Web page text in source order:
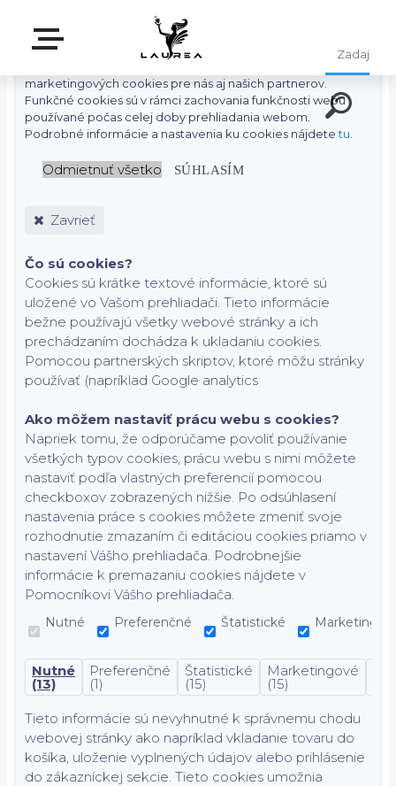
S cieľom uľahčiť používateľom používať naše webové
stránky využívame cookies. Kliknutím na tlačidlo "Súhlasím"
marketingových cookies pre nás aj našich partnerov.
Funkčné cookies sú v rámci zachovania funkčnosti webu
používané počas celej doby prehliadania webom.
Podrobné informácie a nastavenia ku cookies nájdetetu
Odmietnuť všetko SÚHLASÍM
Zavrieť
Čo sú cookies?
Cookies sú krátke textové informácie, ktoré sú
uložené vo Vašom prehliadači. Tieto informácie
bežne používajú všetky webové stránky a ich
prechádzaním dochádza k ukladaniu cookies.
Pomocou partnerských skriptov, ktoré môžu stránky
používať (napríklad Google analytics
Ako môžem nastaviť prácu webu s cookies?
Napriek tomu, že odporúčame povoliť používanie
všetkých typov cookies, prácu webu s nimi môžete
nastaviť podľa vlastných preferencií pomocou
checkboxov zobrazených nižšie. Po odsúhlasení
nastavenia práce s cookies môžete zmeniť svoje
rozhodnutie zmazaním či editáciou cookies priamo v
nastavení Vášho prehliadača. Podrobnejšie
informácie k premazaniu cookies nájdete v
Pomocníkovi Vášho prehliadača.
Nutné Preferenčné Štatistické
Nutné
(13)
Preferenčné
(1)
Štatistické
(15)
Marketingové
(15)
Tieto informácie sú nevyhnutné k správnemu chodu
webovej stránky ako napríklad vkladanie tovaru do
košíka, uloženie vyplnených údajov alebo prihlásenie
do zákazníckej sekcie. Tieto cookies umožnia